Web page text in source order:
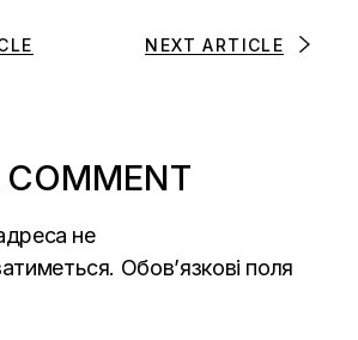
NEXT ARTICLE
не
Обов’язкові поля